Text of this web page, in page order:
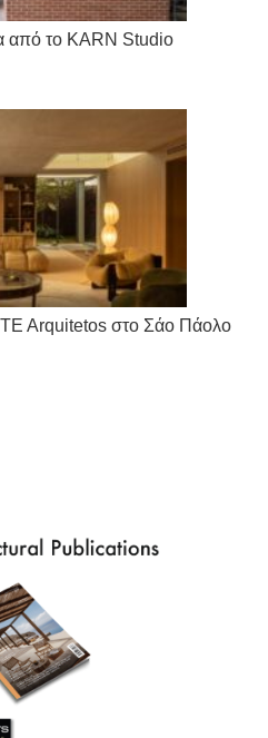
από το KARN Studio
Arquitetos στο Σάο Πάολο